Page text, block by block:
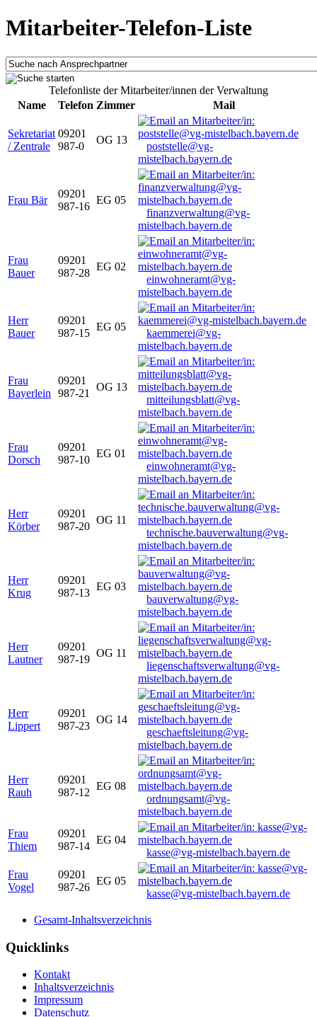
Mitarbeiter-Telefon-Liste
Telefonliste der Mitarbeiter/innen der Verwaltung
Name
Telefon Zimmer Mail
Sekretariat
/ Zentrale
09201
987-0
OG 13
poststelle@vg-
mistelbach.bayern.de
Frau Bär
09201
987-16
EG 05
finanzverwaltung@vg-
mistelbach.bayern.de
Frau
Bauer
09201
987-28
EG 02
einwohneramt@vg-
mistelbach.bayern.de
Herr
Bauer
09201
987-15
EG 05
kaemmerei@vg-
mistelbach.bayern.de
Frau
Bayerlein
09201
987-21
OG 13
mitteilungsblatt@vg-
mistelbach.bayern.de
Frau
Dorsch
09201
987-10
EG 01
einwohneramt@vg-
mistelbach.bayern.de
Herr
Körber
09201
987-20
OG 11
technische.bauverwaltung@vg-
mistelbach.bayern.de
Herr
Krug
09201
987-13
EG 03
bauverwaltung@vg-
mistelbach.bayern.de
Herr
Lautner
09201
987-19
OG 11
liegenschaftsverwaltung@vg-
mistelbach.bayern.de
Herr
Lippert
09201
987-23
OG 14
geschaeftsleitung@vg-
mistelbach.bayern.de
Herr
Rauh
09201
987-12
EG 08
ordnungsamt@vg-
mistelbach.bayern.de
Frau
Thiem
09201
987-14
EG 04
kasse@vg-mistelbach.bayern.de
Frau
Vogel
09201
987-26
EG 05
kasse@vg-mistelbach.bayern.de
Gesamt-Inhaltsverzeichnis
Quicklinks
Kontakt
Inhaltsverzeichnis
Impressum
Datenschutz